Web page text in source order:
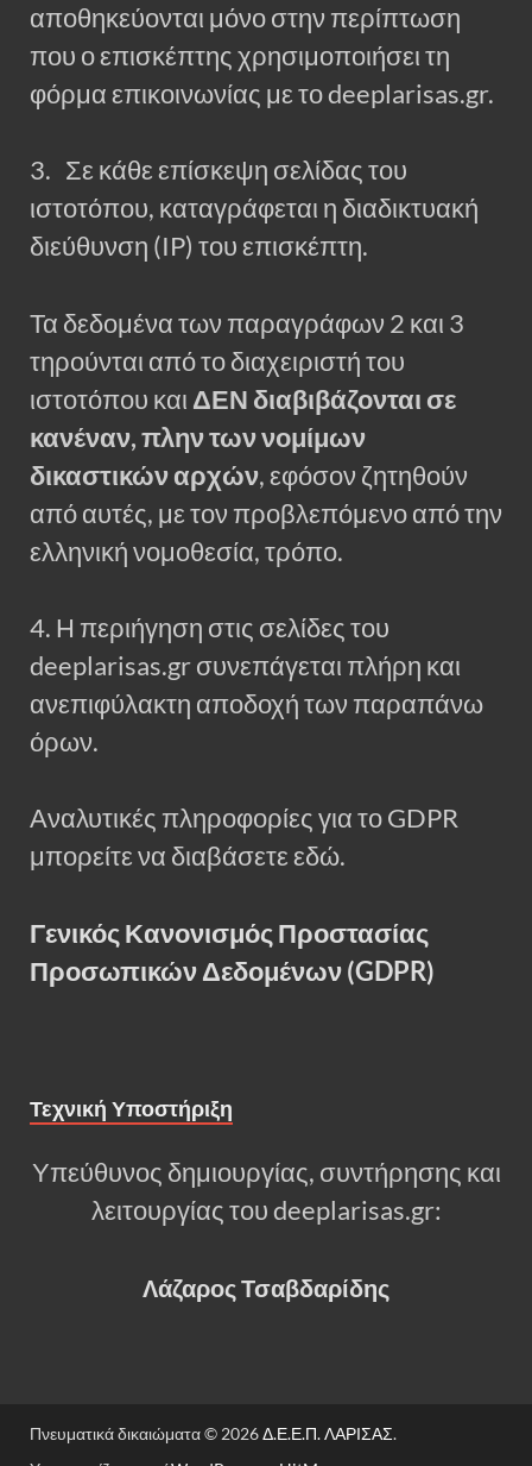
αποθηκεύονται μόνο στην περίπτωση
που ο επισκέπτης χρησιμοποιήσει τη
φόρμα επικοινωνίας με το deeplarisas.gr.
3. Σε κάθε επίσκεψη σελίδας του
ιστοτόπου, καταγράφεται η διαδικτυακή
διεύθυνση (IP) του επισκέπτη.
Τα δεδομένα των παραγράφων 2 και 3
τηρούνται από το διαχειριστή του
ιστοτόπου και ΔΕΝ διαβιβάζονται σε
κανέναν, πλην των νομίμων
δικαστικών αρχών, εφόσον ζητηθούν
από αυτές, με τον προβλεπόμενο από την
ελληνική νομοθεσία, τρόπο.
4. Η περιήγηση στις σελίδες του
deeplarisas.gr συνεπάγεται πλήρη και
ανεπιφύλακτη αποδοχή των παραπάνω
όρων.
Αναλυτικές πληροφορίες για το GDPR
μπορείτε να διαβάσετε εδώ.
Γενικός Κανονισμός Προστασίας
Προσωπικών Δεδομένων (GDPR)
Τεχνική Υποστήριξη
Υπεύθυνος δημιουργίας, συντήρησης και
λειτουργίας του deeplarisas.gr:
Λάζαρος Τσαβδαρίδης
Πνευματικά δικαιώματα © 2026Δ.Ε.Ε.Π. ΛΑΡΙΣΑΣ.